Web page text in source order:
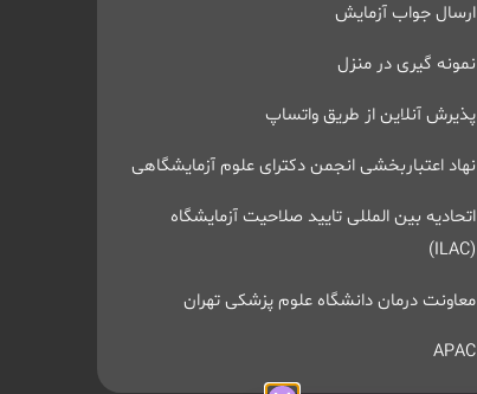
ارسال جواب آزمایش
نمونه گیری در منزل
پذیرش آنلاین از طریق واتساپ
نهاد اعتباربخشی انجمن دکترای علوم آزمایشگاهی
اتحادیه بین المللی تایید صلاحیت آزمایشگاه
(ILAC)
معاونت درمان دانشگاه علوم پزشکی تهران
APAC